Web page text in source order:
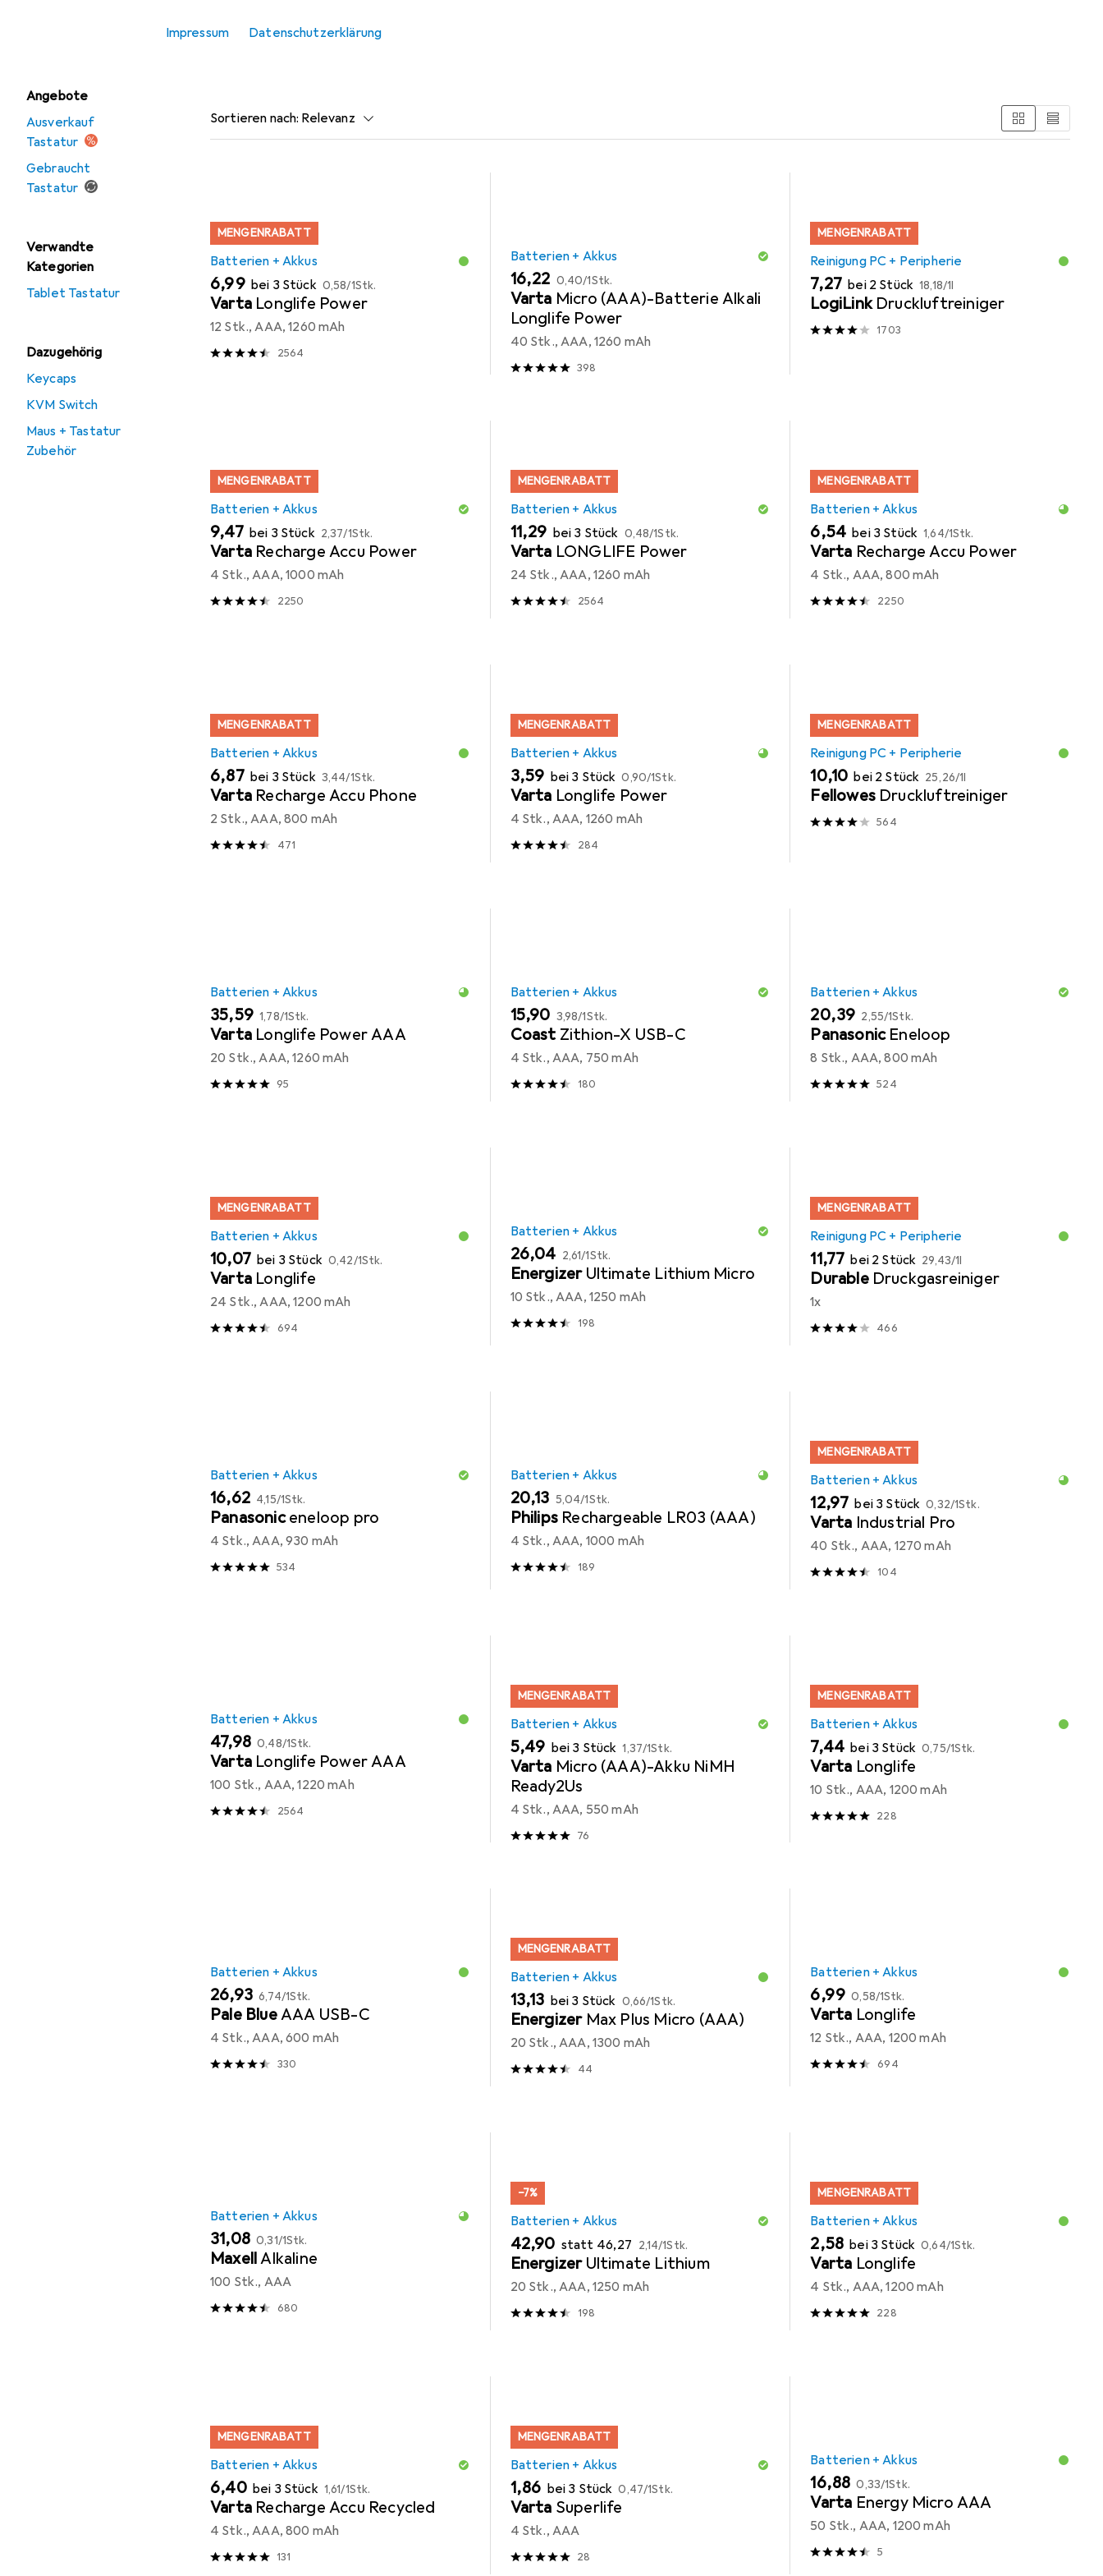
Impressum Datenschutzerklärung
Angebote
Ausverkauf
Tastatur
Gebraucht
Tastatur
Verwandte
Kategorien
Tablet Tastatur
Dazugehörig
Keycaps
KVM Switch
Maus + Tastatur
Zubehör
Sortieren nach: Relevanz
MENGENRABATT
Batterien + Akkus
EUR
6,99 bei 3 Stück EUR
0,58/1Stk.
Varta Longlife Power
12 Stk., AAA, 1260 mAh
2564
Batterien + Akkus
EUR
16,22 EUR
0,40/1Stk.
Varta Micro (AAA)-Batterie Alkali
Longlife Power
40 Stk., AAA, 1260 mAh
398
MENGENRABATT
Reinigung PC + Peripherie
EUR
7,27 bei 2 Stück EUR
18,18/1l
LogiLink Druckluftreiniger
1703
MENGENRABATT
Batterien + Akkus
EUR
9,47 bei 3 Stück EUR
2,37/1Stk.
Varta Recharge Accu Power
4 Stk., AAA, 1000 mAh
2250
MENGENRABATT
Batterien + Akkus
EUR
11,29 bei 3 Stück EUR
0,48/1Stk.
Varta LONGLIFE Power
24 Stk., AAA, 1260 mAh
2564
MENGENRABATT
Batterien + Akkus
EUR
6,54 bei 3 Stück EUR
1,64/1Stk.
Varta Recharge Accu Power
4 Stk., AAA, 800 mAh
2250
MENGENRABATT
Batterien + Akkus
EUR
6,87 bei 3 Stück EUR
3,44/1Stk.
Varta Recharge Accu Phone
2 Stk., AAA, 800 mAh
471
MENGENRABATT
Batterien + Akkus
EUR
3,59 bei 3 Stück EUR
0,90/1Stk.
Varta Longlife Power
4 Stk., AAA, 1260 mAh
284
MENGENRABATT
Reinigung PC + Peripherie
EUR
10,10 bei 2 Stück EUR
25,26/1l
Fellowes Druckluftreiniger
564
Batterien + Akkus
EUR
35,59 EUR
1,78/1Stk.
Varta Longlife Power AAA
20 Stk., AAA, 1260 mAh
95
Batterien + Akkus
EUR
15,90 EUR
3,98/1Stk.
Coast Zithion-X USB-C
4 Stk., AAA, 750 mAh
180
Batterien + Akkus
EUR
20,39 EUR
2,55/1Stk.
Panasonic Eneloop
8 Stk., AAA, 800 mAh
524
MENGENRABATT
Batterien + Akkus
EUR
10,07 bei 3 Stück EUR
0,42/1Stk.
Varta Longlife
24 Stk., AAA, 1200 mAh
694
Batterien + Akkus
EUR
26,04 EUR
2,61/1Stk.
Energizer Ultimate Lithium Micro
10 Stk., AAA, 1250 mAh
198
MENGENRABATT
Reinigung PC + Peripherie
EUR
11,77 bei 2 Stück EUR
29,43/1l
Durable Druckgasreiniger
1x
466
Batterien + Akkus
EUR
16,62 EUR
4,15/1Stk.
Panasonic eneloop pro
4 Stk., AAA, 930 mAh
534
Batterien + Akkus
EUR
20,13 EUR
5,04/1Stk.
Philips Rechargeable LR03 (AAA)
4 Stk., AAA, 1000 mAh
189
MENGENRABATT
Batterien + Akkus
EUR
12,97 bei 3 Stück EUR
0,32/1Stk.
Varta Industrial Pro
40 Stk., AAA, 1270 mAh
104
Batterien + Akkus
EUR
47,98 EUR
0,48/1Stk.
Varta Longlife Power AAA
100 Stk., AAA, 1220 mAh
2564
MENGENRABATT
Batterien + Akkus
EUR
5,49 bei 3 Stück EUR
1,37/1Stk.
Varta Micro (AAA)-Akku NiMH
Ready2Us
4 Stk., AAA, 550 mAh
76
MENGENRABATT
Batterien + Akkus
EUR
7,44 bei 3 Stück EUR
0,75/1Stk.
Varta Longlife
10 Stk., AAA, 1200 mAh
228
Batterien + Akkus
EUR
26,93 EUR
6,74/1Stk.
Pale BlueAAA USB-C
4 Stk., AAA, 600 mAh
330
MENGENRABATT
Batterien + Akkus
EUR
13,13 bei 3 Stück EUR
0,66/1Stk.
Energizer Max Plus Micro (AAA)
20 Stk., AAA, 1300 mAh
44
Batterien + Akkus
EUR
6,99 EUR
0,58/1Stk.
Varta Longlife
12 Stk., AAA, 1200 mAh
694
Batterien + Akkus
EUR
31,08 EUR
0,31/1Stk.
MaxellAlkaline
100 Stk., AAA
680
−7%
Batterien + Akkus
EUR
42,90 statt EUR
46,27 EUR
2,14/1Stk.
Energizer Ultimate Lithium
20 Stk., AAA, 1250 mAh
198
MENGENRABATT
Batterien + Akkus
EUR
2,58 bei 3 Stück EUR
0,64/1Stk.
Varta Longlife
4 Stk., AAA, 1200 mAh
228
MENGENRABATT
Batterien + Akkus
EUR
6,40 bei 3 Stück EUR
1,61/1Stk.
Varta Recharge Accu Recycled
4 Stk., AAA, 800 mAh
131
MENGENRABATT
Batterien + Akkus
EUR
1,86 bei 3 Stück EUR
0,47/1Stk.
Varta Superlife
4 Stk., AAA
28
Batterien + Akkus
EUR
16,88 EUR
0,33/1Stk.
Varta Energy Micro AAA
50 Stk., AAA, 1200 mAh
5